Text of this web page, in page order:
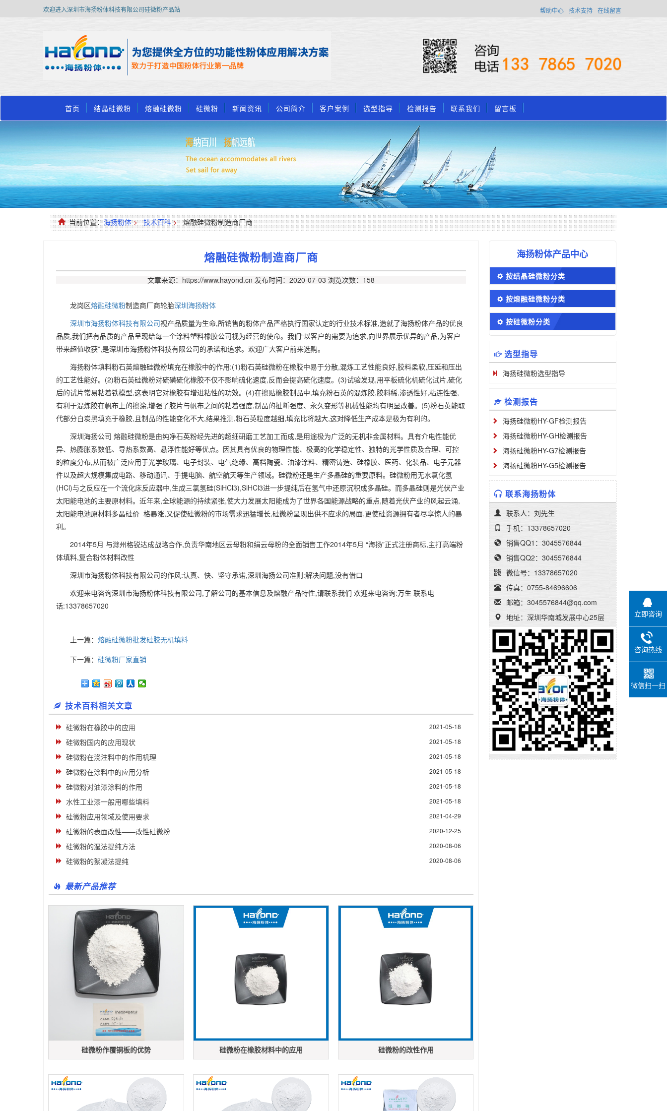
欢迎进入深圳市海扬粉体科技有限公司硅微粉产品站 帮助中心 技术支持 在线留言
首页 结晶硅微粉 熔融硅微粉 硅微粉 新闻资讯 公司简介 客户案例 选型指导 检测报告 联系我们 留言板
当前位置：海扬粉体 > 技术百科 > 熔融硅微粉制造商厂商
熔融硅微粉制造商厂商
文章来源：https://www.hayond.cn 发布时间：2020-07-03 浏览次数：158
龙岗区熔融硅微粉制造商厂商轮胎深圳海扬粉体
深圳市海扬粉体科技有限公司视产品质量为生命,所销售的粉体产品严格执行国家认定的行业技术标准,造就了海扬粉体产品的优良
品质,我们把有品质的产品呈现给每一个涂料塑料橡胶公司视为经营的使命。我们“以客户的需要为追求,向世界展示优异的产品,为客户
带来超值收获”,是深圳市海扬粉体科技有限公司的承诺和追求。欢迎广大客户前来选购。
海扬粉体填料粉石英熔融硅微粉填充在橡胶中的作用:(1)粉石英硅微粉在橡胶中易于分散,混炼工艺性能良好,胶料柔软,压延和压出
的工艺性能好。(2)粉石英硅微粉对硫磺硫化橡胶不仅不影响硫化速度,反而会提高硫化速度。(3)试验发现,用平板硫化机硫化试片,硫化
后的试片常易粘着铁模型,这表明它对橡胶有增进粘性的功效。(4)在擦贴橡胶制品中,填充粉石英的混炼胶,胶料稀,渗透性好,粘连性强,
有利于混炼胶在帆布上的擦涂,增强了胶片与帆布之间的粘着强度,制品的扯断强度、永久变形等机械性能均有明显改善。(5)粉石英能取
代部分白炭黑填充于橡胶,且制品的性能变化不大,结果推测,粉石英粒度越细,填充比将越大,这对降低生产成本是极为有利的。
深圳海扬公司 熔融硅微粉是由纯净石英粉经先进的超细研磨工艺加工而成,是用途极为广泛的无机非金属材料。具有介电性能优
异、热膨胀系数低、导热系数高、悬浮性能好等优点。因其具有优良的物理性能、极高的化学稳定性、独特的光学性质及合理、可控
的粒度分布,从而被广泛应用于光学玻璃、电子封装、电气绝缘、高档陶瓷、油漆涂料、精密铸造、硅橡胶、医药、化装品、电子元器
件以及超大规模集成电路、移动通讯、手提电脑、航空航天等生产领域。硅微粉还是生产多晶硅的重要原料。硅微粉用无水氯化氢
(HCl)与之反应在一个流化床反应器中,生成三氯氢硅(SiHCl3),SiHCl3进一步提纯后在氢气中还原沉积成多晶硅。而多晶硅则是光伏产业
太阳能电池的主要原材料。近年来,全球能源的持续紧张,使大力发展太阳能成为了世界各国能源战略的重点,随着光伏产业的风起云涌,
太阳能电池原材料多晶硅价 格暴涨,又促使硅微粉的市场需求迅猛增长,硅微粉呈现出供不应求的局面,更使硅资源拥有者尽享惊人的暴
利。
2014年5月 与滁州格锐达成战略合作,负责华南地区云母粉和绢云母粉的全面销售工作2014年5月 “海扬”正式注册商标,主打高端粉
体填料,复合粉体材料改性
深圳市海扬粉体科技有限公司的作风:认真、快、坚守承诺,深圳海扬公司准则:解决问题,没有借口
欢迎来电咨询深圳市海扬粉体科技有限公司,了解公司的基本信息及熔融产品特性,请联系我们 欢迎来电咨询:万生 联系电
话:13378657020
上一篇： 熔融硅微粉批发硅胶无机填料
下一篇： 硅微粉厂家直销
技术百科相关文章
硅微粉在橡胶中的应用 2021-05-18
硅微粉国内的应用现状 2021-05-18
硅微粉在浇注料中的作用机理 2021-05-18
硅微粉在涂料中的应用分析 2021-05-18
硅微粉对油漆涂料的作用 2021-05-18
水性工业漆一般用哪些填料 2021-05-18
硅微粉应用领域及使用要求 2021-04-29
硅微粉的表面改性——改性硅微粉 2020-12-25
硅微粉的湿法提纯方法 2020-08-06
硅微粉的絮凝法提纯 2020-08-06
最新产品推荐
硅微粉作覆铜板的优势 硅微粉在橡胶材料中的应用 硅微粉的改性作用
海扬粉体产品中心
按结晶硅微粉分类
按熔融硅微粉分类
按硅微粉分类
选型指导
海扬硅微粉选型指导
检测报告
海扬硅微粉HY-GF检测报告
海扬硅微粉HY-GH检测报告
海扬硅微粉HY-G7检测报告
海扬硅微粉HY-G5检测报告
联系海扬粉体
联系人：刘先生
手机：13378657020
销售QQ1：3045576844
销售QQ2：3045576844
微信号：13378657020
传真：0755-84696606
邮箱：3045576844@qq.com
地址：深圳华南城发展中心25层
立即咨询
咨询热线
微信扫一扫